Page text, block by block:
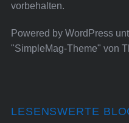
vorbehalten.
Powered by WordPress
"SimpleMag-Theme" von
LESENSWERTE